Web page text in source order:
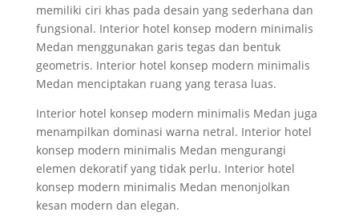
memiliki ciri khas pada desain yang sederhana dan
fungsional. Interior hotel konsep modern minimalis
Medan menggunakan garis tegas dan bentuk
geometris. Interior hotel konsep modern minimalis
Medan menciptakan ruang yang terasa luas.
Interior hotel konsep modern minimalis Medan juga
menampilkan dominasi warna netral. Interior hotel
konsep modern minimalis Medan mengurangi
elemen dekoratif yang tidak perlu. Interior hotel
konsep modern minimalis Medan menonjolkan
kesan modern dan elegan.